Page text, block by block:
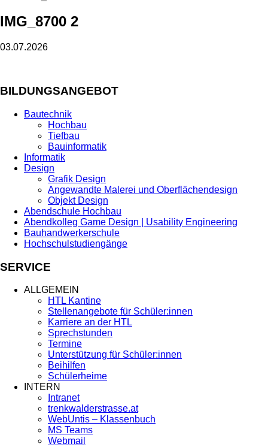
IMG_8700 2
03.07.2026
BILDUNGSANGEBOT
Bautechnik
Hochbau
Tiefbau
Bauinformatik
Informatik
Design
Grafik Design
Angewandte Malerei und Oberflächendesign
Objekt Design
Abendschule Hochbau
Abendkolleg Game Design | Usability Engineering
Bauhandwerkerschule
Hochschulstudiengänge
SERVICE
ALLGEMEIN
HTL Kantine
Stellenangebote für Schüler:innen
Karriere an der HTL
Sprechstunden
Termine
Unterstützung für Schüler:innen
Beihilfen
Schülerheime
INTERN
Intranet
trenkwalderstrasse.at
WebUntis – Klassenbuch
MS Teams
Webmail